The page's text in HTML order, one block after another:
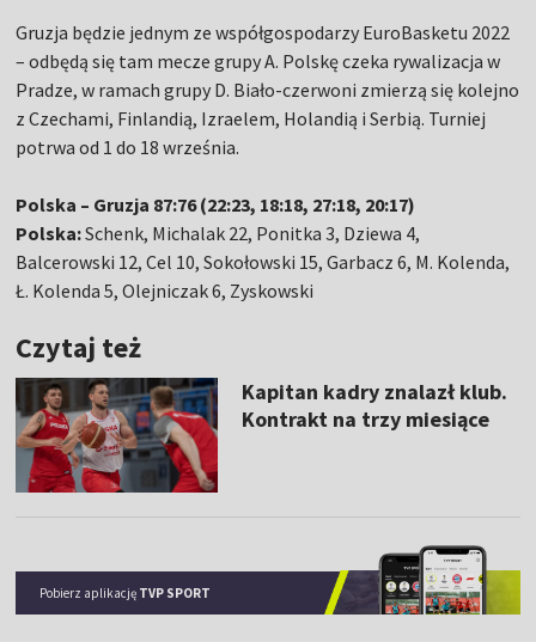
Gruzja będzie jednym ze współgospodarzy EuroBasketu 2022
– odbędą się tam mecze grupy A. Polskę czeka rywalizacja w
Pradze, w ramach grupy D. Biało-czerwoni zmierzą się kolejno
z Czechami, Finlandią, Izraelem, Holandią i Serbią. Turniej
potrwa od 1 do 18 września.
Polska – Gruzja 87:76 (22:23, 18:18, 27:18, 20:17)
Polska:Schenk, Michalak 22, Ponitka 3, Dziewa 4,
Balcerowski 12, Cel 10, Sokołowski 15, Garbacz 6, M. Kolenda,
Ł. Kolenda 5, Olejniczak 6, Zyskowski
Czytaj też
Kapitan kadry znalazł klub.
Kontrakt na trzy miesiące
Pobierz aplikację TVP SPORT